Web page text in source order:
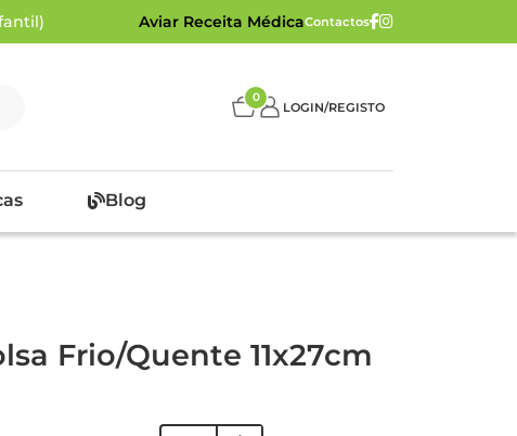
Aviar Receita MédicaContactos
0
LOGIN/REGISTO
Blog
Frio/Quente 11x27cm